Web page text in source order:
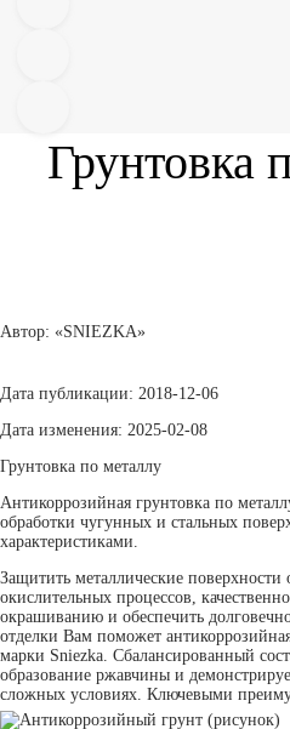
Грунтовка
Автор: «SNIEZKA»
Дата публикации: 2018-12-06
Дата изменения: 2025-02-08
Грунтовка по металлу
Антикоррозийная грунтовка по
обработки чугунных и стальных
характеристиками.
Защитить металлические поверхности
окислительных процессов,
окрашиванию и обеспечить
отделки Вам поможет
марки Sniezka. Сбалансированный
образование ржавчины и
сложных условиях. Ключевыми